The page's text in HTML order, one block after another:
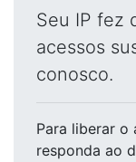
Seu IP fez
acessos
conosco.
Para liberar o
responda ao